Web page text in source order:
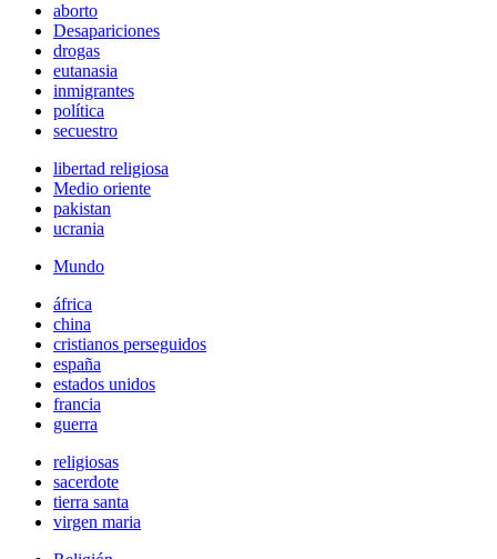
aborto
Desapariciones
drogas
eutanasia
inmigrantes
política
secuestro
libertad religiosa
Medio oriente
pakistan
ucrania
Mundo
áfrica
china
cristianos perseguidos
españa
estados unidos
francia
guerra
religiosas
sacerdote
tierra santa
virgen maria